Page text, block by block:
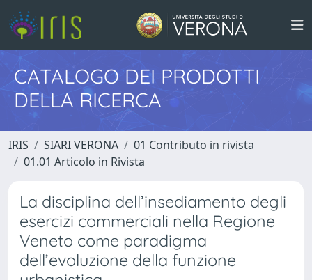
CATALOGO DEI PRODOTTI
DELLA RICERCA
IRIS SIARI VERONA
01 Contributo in rivista
01.01 Articolo in Rivista
La disciplina dell’insediamento degli
esercizi commerciali nella Regione
Veneto come paradigma
dell’evoluzione della funzione